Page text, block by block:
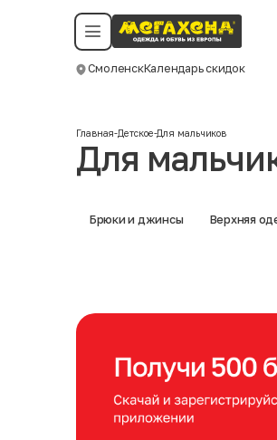
СмоленскКалендарь скидок
Политика конфиденциальности
©️ Мегахенд 2026. Все права защищены.
Смотреть все даты
Главная-Детское-Для мальчиков
Для
Брюки и джинсы Верхняя
Москва